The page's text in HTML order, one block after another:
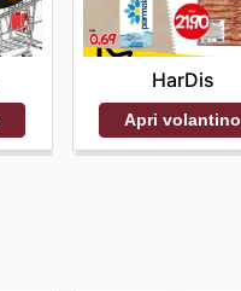
HarDis
Apri volantino